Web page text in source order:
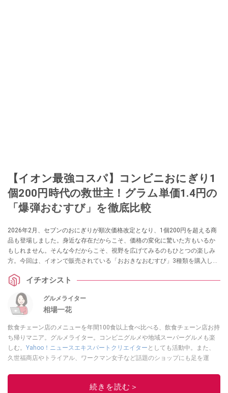
【イオン最強コスパ】コンビニおにぎり1
個200円時代の救世主！グラム単価1.4円の
「爆弾おむすび」を徹底比較
2026年2月、セブンのおにぎりが順次価格改定となり、1個200円を超える商
品も登場しました。身近な存在だからこそ、価格の変化に驚いた方もいるか
もしれません。そんな今だからこそ、視野を広げてみるのもひとつの楽しみ
方。今回は、イオンで販売されている「おおきなおむすび」3種類を購入し、
してみました。ボリューム感や満足度はもちろん、価格とのバランスにも注
目しながら検証。日々の食事選びの参考になるよう、前向きな視点で詳しく
ご紹介していきます。
イチオシスト
グルメライター
相場一花
飲食チェーン店のメニューを年間100食以上食べ比べる、飲食チェーン店お持
ち帰りマニア。グルメライター。コンビニグルメや地域スーパーグルメも楽
しむ。 Yahoo！ニュースエキスパートクリエイター としても活動中。また、
久世福商店やトライアル、ワークマン女子など話題のショップにも足を運
「週刊プレイボーイ」、宝島社「おいしい！ シャトレーゼBOOK」などでグ
ルメライター、食の専門家として出演実績あり。
続きを読む＞